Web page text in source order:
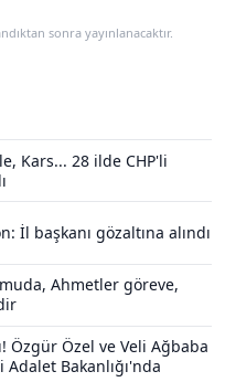
sonra yayınlanacaktır.
Kars... 28 ilde CHP'li
İl başkanı gözaltına alındı
Ahmetler göreve,
Özgür Özel ve Veli Ağbaba
Bakanlığı'nda